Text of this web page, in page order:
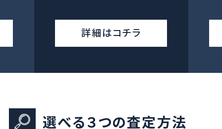
詳細はコチラ
選べる３つの査定方法